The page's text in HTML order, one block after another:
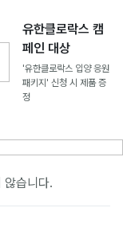
유한클로락스 캠
페인 대상
'유한클로락스 입양 응원
패키지' 신청 시 제품 증
정
않습니다.